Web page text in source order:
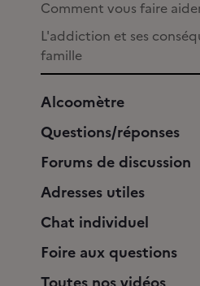
Comment vous faire
L'addiction et ses
famille
Alcoomètre
Questions/réponses
Forums de discussion
Adresses utiles
Chat individuel
Foire aux questions